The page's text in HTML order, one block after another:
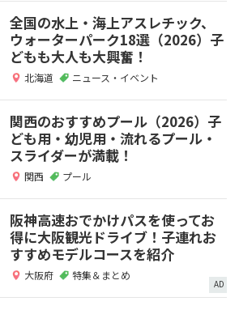
全国の水上・海上アスレチック、
ウォーターパーク18選（2026）子
どもも大人も大興奮！
北海道 ニュース・イベント
関西のおすすめプール（2026）子
ども用・幼児用・流れるプール・
スライダーが満載！
関西 プール
阪神高速おでかけパスを使ってお
得に大阪観光ドライブ！子連れお
すすめモデルコースを紹介
大阪府 特集＆まとめ
AD